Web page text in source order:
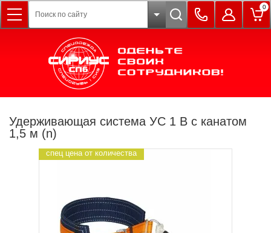
0
Удерживающая система УС 1 В с канатом
1,5 м (n)
спец цена от количества